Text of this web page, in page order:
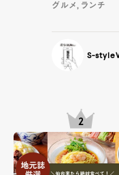
グルメ, ランチ
S-